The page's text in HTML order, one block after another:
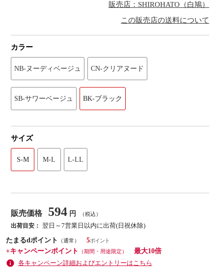
販売店：SHIROHATO（白鳩）
この販売店の送料について
カラー
NB-ヌーディベージュ CN-クリアヌード
SB-サワーベージュ BK-ブラック
サイズ
S-M M-L L-LL
販売価格 594 円 （税込）
出荷目安： 翌日～7営業日以内に出荷(日祝休除)
たまるdポイント
（通常）
5
+キャンペーンポイント
（期間・用途限定）
最大10倍
各キャンペーン詳細およびエントリーはこちら